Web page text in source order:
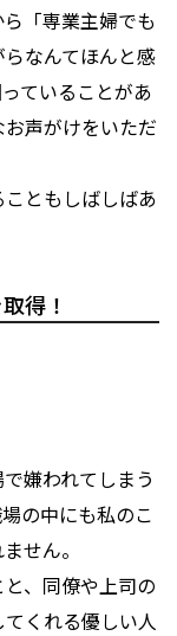
「専業主婦でも
なんてほんと感
ていることがあ
声がけをいただ
ともしばしばあ
得！
嫌われてしまう
の中にも私のこ
せん。
、同僚や上司の
くれる優しい人